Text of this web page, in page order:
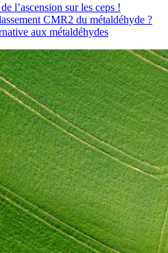
l’ascension sur les ceps !
CMR2 du métaldéhyde ?
aux métaldéhydes